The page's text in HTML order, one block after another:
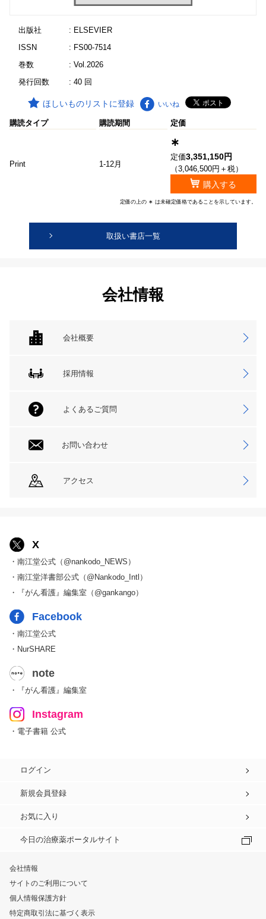
出版社
: ELSEVIER
ISSN
: FS00-7514
巻数
: Vol.2026
発行回数
: 40 回
ほしいものリストに登録 いいね
購読タイプ 購読期間 定価
Print 1-12月
∗
定価3,351,150円
（3,046,500円＋税）
購入する
定価の上の ∗ は未確定価格であることを示しています。
取扱い書店一覧
会社情報
会社概要
採用情報
よくあるご質問
お問い合わせ
アクセス
X
・南江堂公式（@nankodo_NEWS）
・南江堂洋書部公式（@Nankodo_Intl）
・『がん看護』編集室（@gankango）
Facebook
・南江堂公式
・NurSHARE
note
・『がん看護』編集室
Instagram
・電子書籍 公式
ログイン
新規会員登録
お気に入り
今日の治療薬ポータルサイト
会社情報
サイトのご利用について
個人情報保護方針
特定商取引法に基づく表示